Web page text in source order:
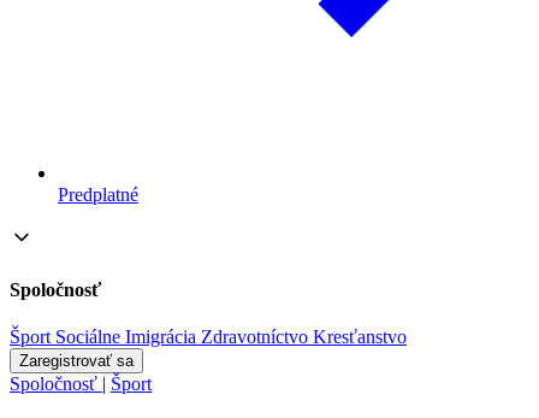
Predplatné
Spoločnosť
Šport Sociálne Imigrácia Zdravotníctvo Kresťanstvo
Zaregistrovať sa
Spoločnosť | Šport